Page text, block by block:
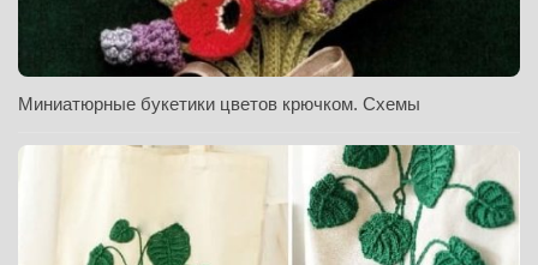
Миниатюрные букетики цветов крючком. Схемы